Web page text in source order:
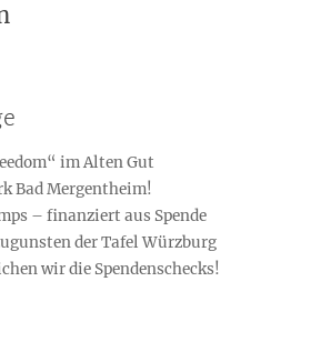
im Alten Gut
Bad Mergentheim!
– finanziert aus Spende
der Tafel Würzburg
wir die Spendenschecks!